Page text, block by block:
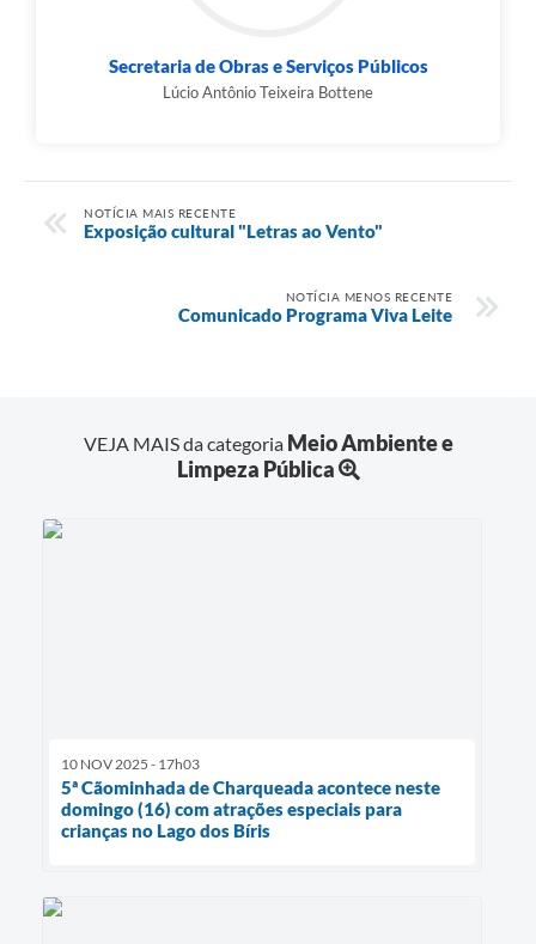
Secretaria de Obras e Serviços Públicos
Lúcio Antônio Teixeira Bottene
NOTÍCIA MAIS RECENTE
Exposição cultural "Letras ao Vento"
NOTÍCIA MENOS RECENTE
Comunicado Programa Viva Leite
VEJA MAIS da categoria Meio Ambiente e
Limpeza Pública
10 NOV 2025 - 17h03
5ª Cãominhada de Charqueada acontece neste
domingo (16) com atrações especiais para
crianças no Lago dos Bíris